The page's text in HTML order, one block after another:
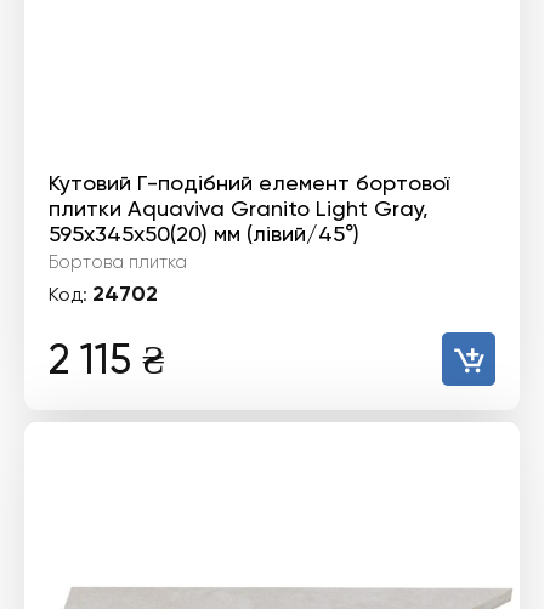
Кутовий Г-подібний елемент бортової
плитки Aquaviva Granito Light Gray,
595x345x50(20) мм (лівий/45°)
Бортова плитка
Код: 24702
2 115 ₴